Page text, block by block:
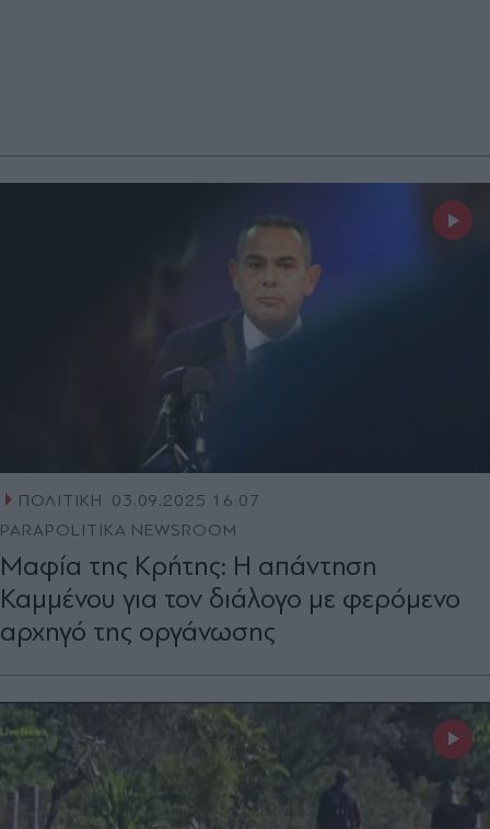
ΠΟΛΙΤΙΚΗ
03.09.2025 16:07
PARAPOLITIKA NEWSROOM
Μαφία της Κρήτης: Η απάντηση
Καμμένου για τον διάλογο με φερόμενο
αρχηγό της οργάνωσης